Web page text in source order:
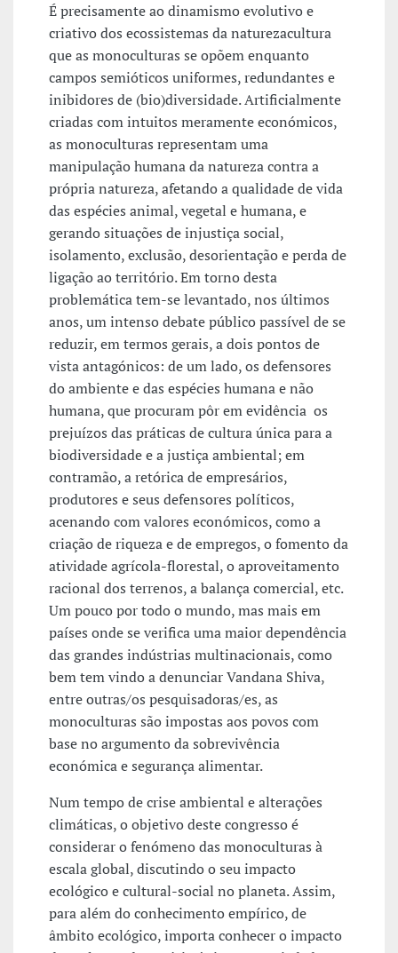
É precisamente ao dinamismo evolutivo e
criativo dos ecossistemas da naturezacultura
que as monoculturas se opõem enquanto
campos semióticos uniformes, redundantes e
inibidores de (bio)diversidade. Artificialmente
criadas com intuitos meramente económicos,
as monoculturas representam uma
manipulação humana da natureza contra a
própria natureza, afetando a qualidade de vida
das espécies animal, vegetal e humana, e
gerando situações de injustiça social,
isolamento, exclusão, desorientação e perda de
ligação ao território. Em torno desta
problemática tem-se levantado, nos últimos
anos, um intenso debate público passível de se
reduzir, em termos gerais, a dois pontos de
vista antagónicos: de um lado, os defensores
do ambiente e das espécies humana e não
humana, que procuram pôr em evidência os
prejuízos das práticas de cultura única para a
biodiversidade e a justiça ambiental; em
contramão, a retórica de empresários,
produtores e seus defensores políticos,
acenando com valores económicos, como a
criação de riqueza e de empregos, o fomento da
atividade agrícola-florestal, o aproveitamento
racional dos terrenos, a balança comercial, etc.
Um pouco por todo o mundo, mas mais em
países onde se verifica uma maior dependência
das grandes indústrias multinacionais, como
bem tem vindo a denunciar Vandana Shiva,
entre outras/os pesquisadoras/es, as
monoculturas são impostas aos povos com
base no argumento da sobrevivência
económica e segurança alimentar.
Num tempo de crise ambiental e alterações
climáticas, o objetivo deste congresso é
considerar o fenómeno das monoculturas à
escala global, discutindo o seu impacto
ecológico e cultural-social no planeta. Assim,
para além do conhecimento empírico, de
âmbito ecológico, importa conhecer o impacto